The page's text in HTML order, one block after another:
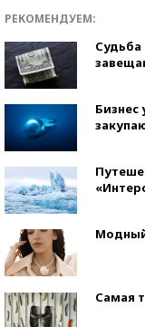
РЕКОМЕНДУЕМ:
Судьба
Бизнес
Модный
Самая